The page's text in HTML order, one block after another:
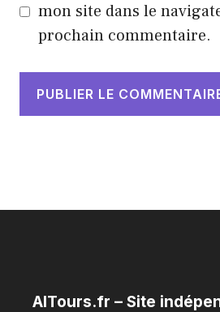
mon site dans le
prochain commentaire.
AITours.fr – Site